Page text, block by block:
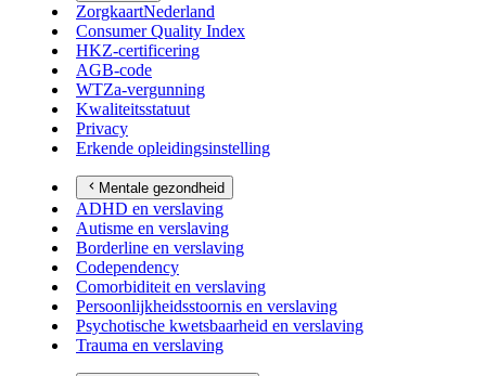
ZorgkaartNederland
Consumer Quality Index
HKZ-certificering
AGB-code
WTZa-vergunning
Kwaliteitsstatuut
Privacy
Erkende opleidingsinstelling
Mentale gezondheid
ADHD en verslaving
Autisme en verslaving
Borderline en verslaving
Codependency
Comorbiditeit en verslaving
Persoonlijkheidsstoornis en verslaving
Psychotische kwetsbaarheid en verslaving
Trauma en verslaving